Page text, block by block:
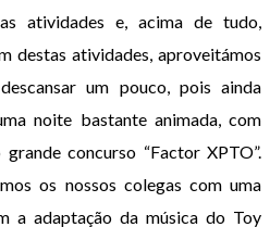
atividades e, acima de tudo,
destas atividades, aproveitámos
um pouco, pois ainda
noite bastante animada, com
concurso “Factor XPTO”.
os nossos colegas com uma
a adaptação da música do Toy